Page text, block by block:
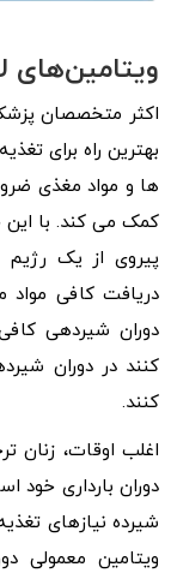
ویتامین‌های
اکثر متخصصان
بهترین راه برای
ها و مواد مغذی
کمک می کند. با این
پیروی از یک رژیم
دریافت کافی مواد
دوران شیردهی
کنند در دوران
کنند.
اغلب اوقات، زنان
دوران بارداری خود
شیرده نیازهای
ویتامین معمولی